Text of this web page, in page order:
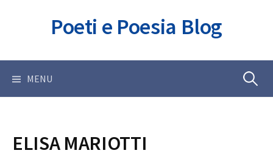
Poeti e Poesia Blog
MENU Ricerca
ELISA MARIOTTI